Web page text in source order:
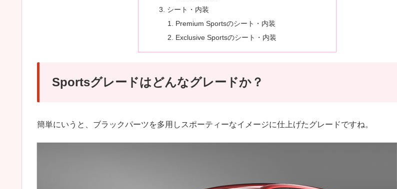
シート・内装
Premium Sportsのシート・内装
Exclusive Sportsのシート・内装
Sportsグレードはどんなグレードか？
簡単にいうと、ブラックパーツを多用しスポーティーなイメージに仕上げたグレードですね。